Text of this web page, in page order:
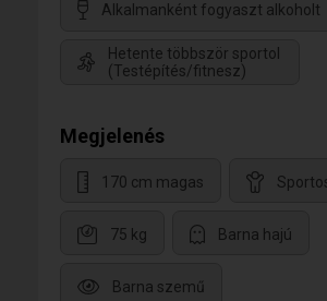
Alkalmanként fogyaszt alkoholt
Hetente többször sportol
(Testépítés/fitnesz)
Megjelenés
170 cm magas
75 kg Barna hajú
Barna szemű